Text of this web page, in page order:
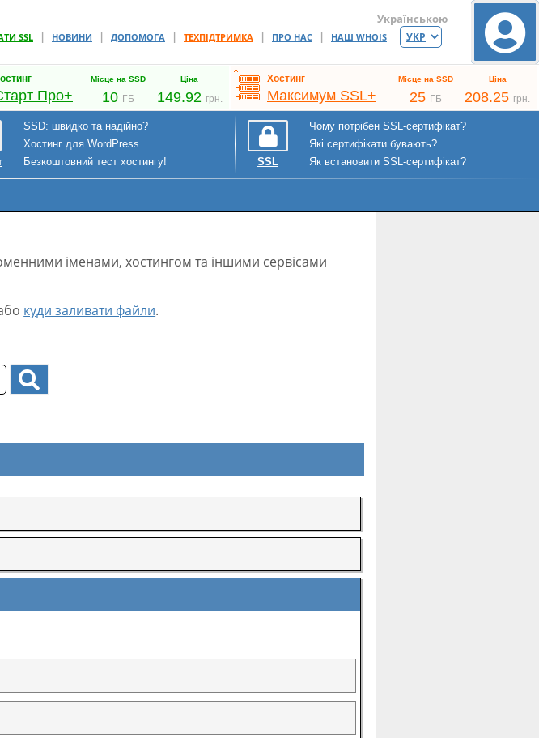
SSL | НОВИНИ | ДОПОМОГА | ТЕХПІДТРИМКА | ПРО НАС | НАШ WHOIS
Українською
Про+
Місце на SSD Ціна
10 ГБ 149.92 грн.
Хостинг
Максимум SSL+
Місце на SSD Ціна
25 ГБ 208.25 грн.
SSD: швидко та надійно?
Хостинг для WordPress.
Безкоштовний тест хостингу!
SSL
Чому потрібен SSL-сертифікат?
Які сертифікати бувають?
Як встановити SSL-сертифікат?
іменами, хостингом та іншими сервісами
куди заливати файли.